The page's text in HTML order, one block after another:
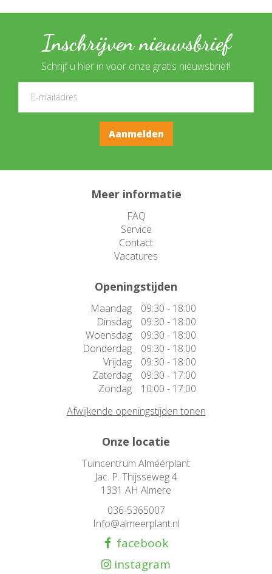
Inschrijven nieuwsbrief
Schrijf u hier in voor onze gratis nieuwsbrief!
Meer informatie
FAQ
Service
Contact
Vacatures
Openingstijden
Maandag
09:30 - 18:00
Dinsdag
09:30 - 18:00
Woensdag
09:30 - 18:00
Donderdag
09:30 - 18:00
Vrijdag
09:30 - 18:00
Zaterdag
09:30 - 17:00
Zondag
10:00 - 17:00
Afwijkende openingstijden tonen
Onze locatie
Tuincentrum Alméérplant
Jac. P. Thijsseweg 4
1331 AH Almere
036-5365007
Info@almeerplant.nl
facebook
instagram